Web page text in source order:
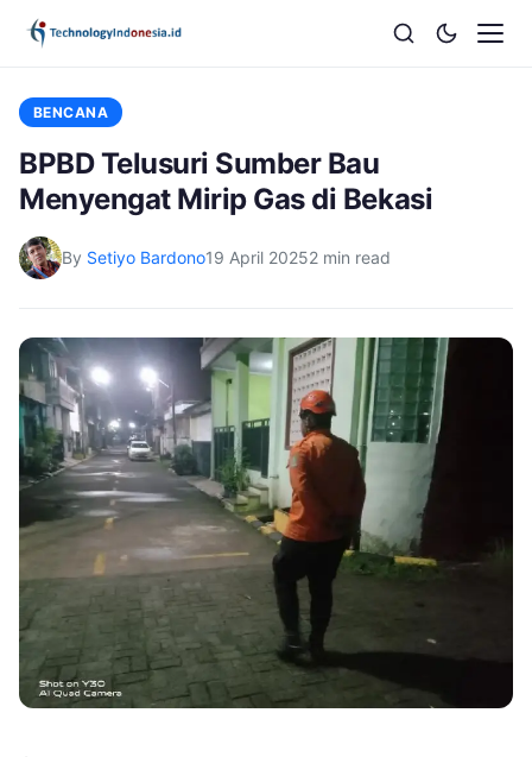
BENCANA
BPBD Telusuri Sumber Bau
Menyengat Mirip Gas di Bekasi
By Setiyo Bardono19 April 20252 min read